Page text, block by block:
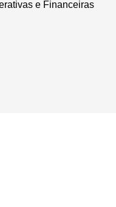
e Financeiras